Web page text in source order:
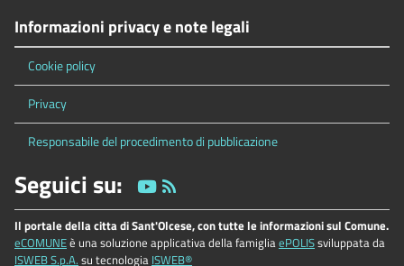
Informazioni privacy e note legali
Cookie policy
Privacy
Responsabile del procedimento di pubblicazione
Seguici su:
Il portale della citta di Sant'Olcese, con tutte le informazioni sul Comune.
eCOMUNEè una soluzione applicativa della famigliaePOLISsviluppata da
ISWEB S.p.A. su tecnologia ISWEB®